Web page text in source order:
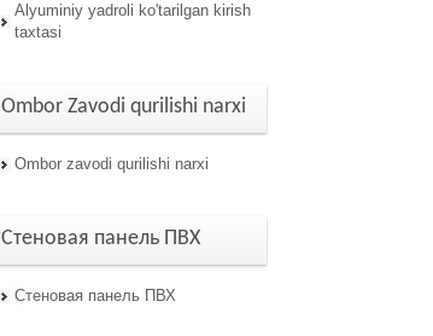
Alyuminiy yadroli ko'tarilgan kirish
taxtasi
Ombor Zavodi qurilishi narxi
Ombor zavodi qurilishi narxi
Стеновая панель ПВХ
Стеновая панель ПВХ